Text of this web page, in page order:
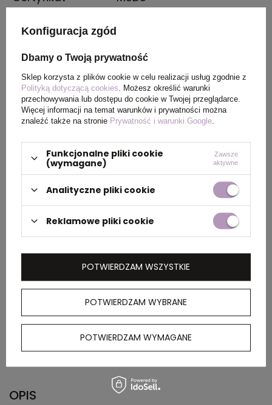
Wymiary
Kolor Szafirowy
Wymiary
kartonu
zewnętrznego
0.45x0.31x0.19
wewnętrznym
kartonu
zewnętrznego
(kg)
11.500
OPIS
Konfiguracja zgód
Dbamy o Twoją prywatność
Sklep korzysta z plików cookie w celu realizacji usług zgodnie z
Polityką dotyczącą cookies . Możesz określić warunki
przechowywania lub dostępu do cookie w Twojej przeglądarce.
Więcej informacji na temat warunków i prywatności można
znaleźć także na stronie Prywatność i warunki Google
Funkcjonalne pliki cookie
(wymagane)
Zawsze
aktywne
Analityczne pliki cookie
Reklamowe pliki cookie
POTWIERDZAM WYBRANE
POTWIERDZAM WYMAGANE
POTWIERDZAM WSZYSTKIE